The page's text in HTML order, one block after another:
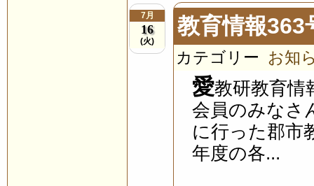
7月
16
(火)
教育情報363
カテゴリー お知
愛教研教育情
会員のみなさ
に行った郡市
年度の各...